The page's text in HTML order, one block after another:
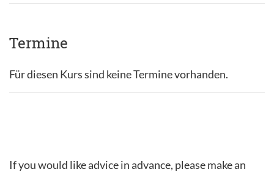
Termine
Für diesen Kurs sind keine Termine vorhanden.
If you would like advice in advance, please make an